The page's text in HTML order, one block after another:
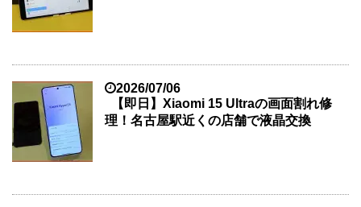
2026/07/06
【即日】Xiaomi 15 Ultraの画面割れ修
理！名古屋駅近くの店舗で液晶交換